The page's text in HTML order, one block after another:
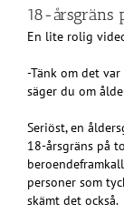
18-årsgräns
En lite rolig
-Tänk om det
säger du om
Seriöst, en
18-årsgräns på
personer som
skämt det också.